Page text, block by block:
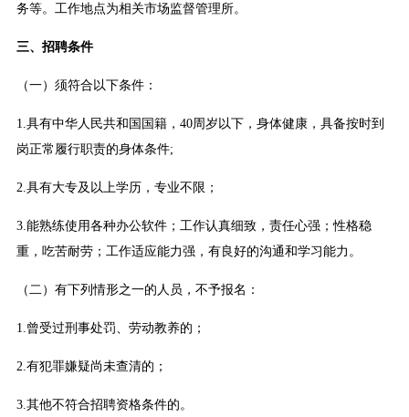
务等。工作地点为相关市场监督管理所。
三、招聘条件
（一）须符合以下条件：
1.具有中华人民共和国国籍，40周岁以下，身体健康，具备按时到
岗正常履行职责的身体条件;
2.具有大专及以上学历，专业不限；
3.能熟练使用各种办公软件；工作认真细致，责任心强；性格稳
重，吃苦耐劳；工作适应能力强，有良好的沟通和学习能力。
（二）有下列情形之一的人员，不予报名：
1.曾受过刑事处罚、劳动教养的；
2.有犯罪嫌疑尚未查清的；
3.其他不符合招聘资格条件的。